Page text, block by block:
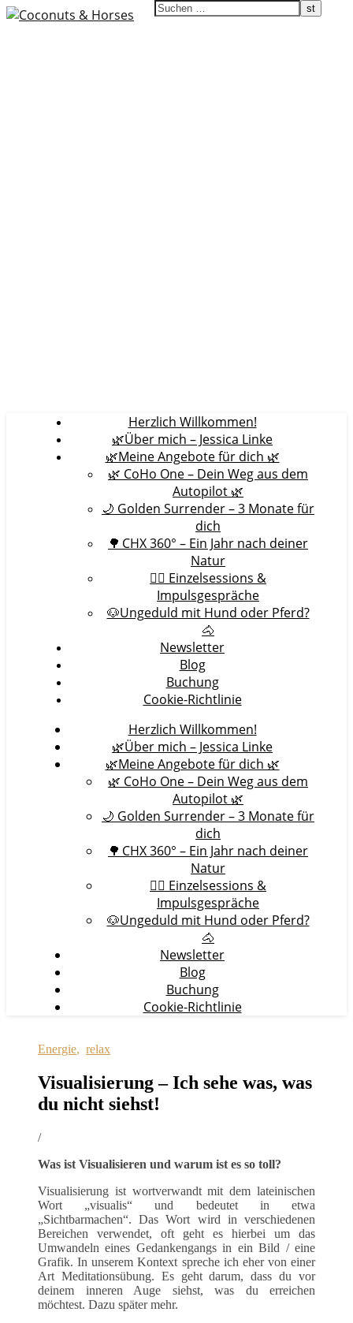
Herzlich Willkommen!
🌿Über mich – Jessica Linke
🌿Meine Angebote für dich 🌿
🌿 CoHo One – Dein Weg aus dem
Autopilot 🌿
🌙 Golden Surrender – 3 Monate für
dich
🌳 CHX 360° – Ein Jahr nach deiner
Natur
🧘‍♀️ Einzelsessions &
Impulsgespräche
🐶Ungeduld mit Hund oder Pferd?
🐴
Newsletter
Blog
Buchung
Cookie-Richtlinie
Herzlich Willkommen!
🌿Über mich – Jessica Linke
🌿Meine Angebote für dich 🌿
🌿 CoHo One – Dein Weg aus dem
Autopilot 🌿
🌙 Golden Surrender – 3 Monate für
dich
🌳 CHX 360° – Ein Jahr nach deiner
Natur
🧘‍♀️ Einzelsessions &
Impulsgespräche
🐶Ungeduld mit Hund oder Pferd?
🐴
Newsletter
Blog
Buchung
Cookie-Richtlinie
Energie, relax
Visualisierung – Ich sehe was, was
du nicht siehst!
/
Was ist Visualisieren und warum ist es so toll?
Visualisierung ist wortverwandt mit dem lateinischen
Wort „visualis“ und bedeutet in etwa
„Sichtbarmachen“. Das Wort wird in verschiedenen
Bereichen verwendet, oft geht es hierbei um das
Umwandeln eines Gedankengangs in ein Bild / eine
Grafik. In unserem Kontext spreche ich eher von einer
Art Meditationsübung. Es geht darum, dass du vor
deinem inneren Auge siehst, was du erreichen
möchtest. Dazu später mehr.